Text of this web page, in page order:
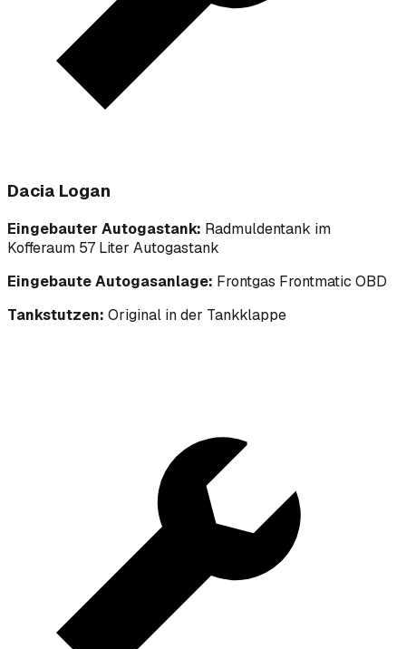
Dacia Logan
Eingebauter Autogastank: Radmuldentank im
Kofferaum 57 Liter Autogastank
Eingebaute Autogasanlage: Frontgas Frontmatic OBD
Tankstutzen: Original in der Tankklappe